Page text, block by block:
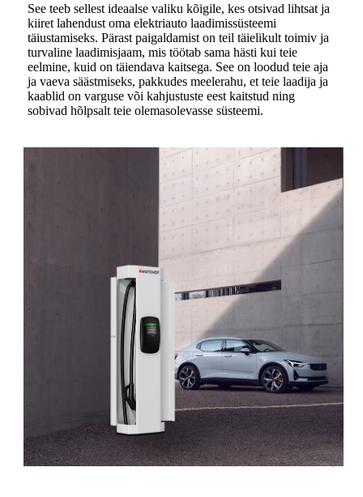
See teeb sellest ideaalse valiku kõigile, kes otsivad lihtsat ja
kiiret lahendust oma elektriauto laadimissüsteemi
täiustamiseks. Pärast paigaldamist on teil täielikult toimiv ja
turvaline laadimisjaam, mis töötab sama hästi kui teie
eelmine, kuid on täiendava kaitsega. See on loodud teie aja
ja vaeva säästmiseks, pakkudes meelerahu, et teie laadija ja
kaablid on varguse või kahjustuste eest kaitstud ning
sobivad hõlpsalt teie olemasolevasse süsteemi.